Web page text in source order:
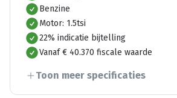
Benzine
Motor: 1.5tsi
22% indicatie bijtelling
Vanaf € 40.370 fiscale waarde
Toon meer specificaties